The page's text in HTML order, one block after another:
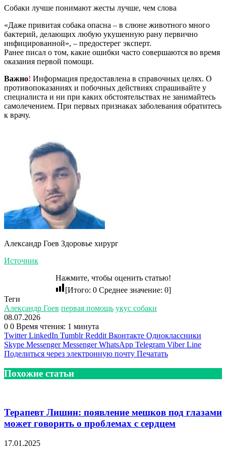
Собаки лучше понимают жесты лучше, чем слова
«Даже привитая собака опасна – в слюне животного много
бактерий, делающих любую укушенную рану первично
инфицированной», – предостерег эксперт.
Ранее писал о том, какие ошибки часто совершаются во время
оказания первой помощи.
Важно! Информация предоставлена в справочных целях. О
противопоказаниях и побочных действиях спрашивайте у
специалиста и ни при каких обстоятельствах не занимайтесь
самолечением. При первых признаках заболевания обратитесь
к врачу.
Александр Гоев Здоровье хирург
Источник
Нажмите, чтобы оценить статью!
[Итого: 0 Среднее значение: 0]
Теги
Александр Гоев первая помощь укус собаки
08.07.2026
0 0 Время чтения: 1 минута
Twitter LinkedIn Tumblr Reddit Вконтакте Одноклассники
Skype Messenger Messenger WhatsApp Telegram Viber Line
Поделиться через электронную почту Печатать
Похожие статьи
Терапевт Лишин: появление мешков под глазами
может говорить о проблемах с сердцем
17.01.2025